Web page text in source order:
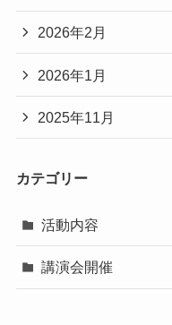
2026年2月
2026年1月
2025年11月
カテゴリー
活動内容
講演会開催